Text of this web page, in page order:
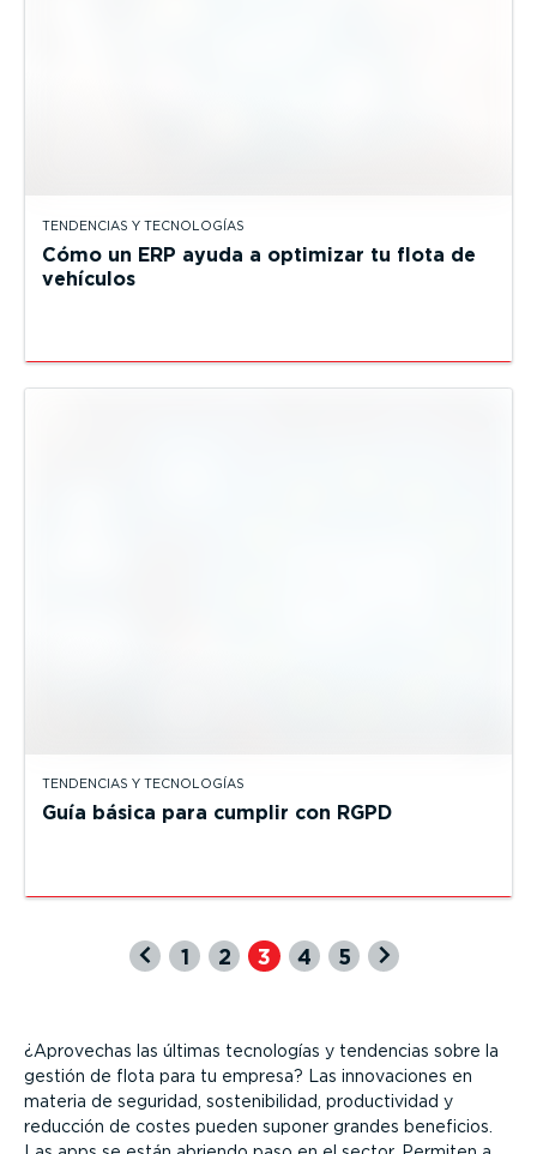
TENDENCIAS Y TECNOLOGÍAS
Cómo un ERP ayuda a optimizar tu flota de
vehículos
TENDENCIAS Y TECNOLOGÍAS
Guía básica para cumplir con RGPD
1 2 3 4 5
¿Aprovechas las últimas tecnologías y tendencias sobre la
gestión de flota para tu empresa? Las innovaciones en
materia de seguridad, sostenibilidad, productividad y
reducción de costes pueden suponer grandes beneficios.